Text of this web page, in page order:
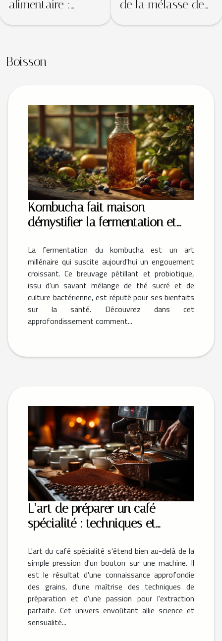
alimentaire :
de la mélasse de
Boisson
Kombucha fait maison
démystifier la fermentation et
La fermentation du kombucha est un art
millénaire qui suscite aujourd'hui un engouement
croissant. Ce breuvage pétillant et probiotique,
issu d'un savant mélange de thé sucré et de
culture bactérienne, est réputé pour ses bienfaits
sur la santé. Découvrez dans cet
approfondissement comment...
L’art de préparer un café
spécialité : techniques et
L'art du café spécialité s'étend bien au-delà de la
simple pression d'un bouton sur une machine. Il
est le résultat d'une connaissance approfondie
des grains, d'une maîtrise des techniques de
préparation et d'une passion pour l'extraction
parfaite. Cet univers envoûtant allie science et
sensualité...